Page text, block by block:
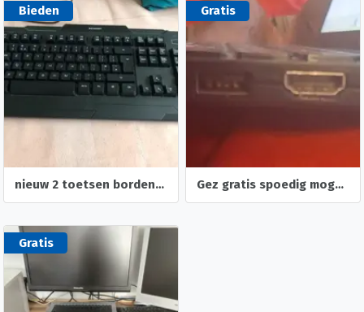
Bieden
nieuw 2 toetsen borden merk hp en blaupunct
Gratis
Gez gratis spoedig mogelijk oplader voor Asus vivobook 16 inch
Gratis